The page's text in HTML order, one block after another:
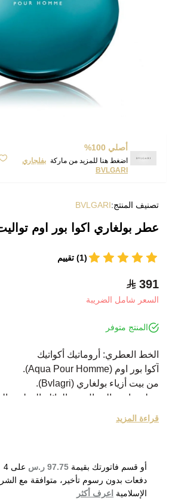
أصلي 100%
اضغط هنا للمزيد من ماركة بفلجاري
BVLGARI
تصنيف المنتج:BVLGARI
عطر بولغاري اكوا بور اوم تواليت
(1) تقييم
391
السعر شامل الضريبة
المنتج متوفر
الخط العطري: أروماتيك أكواتيك
آكوا بور اوم (Aqua Pour Homme).
من بيت أزياء بولغاري (Bvlagri).
عطر خاص بالرجال من العائلة العطرية
تم إصداره عام 2005.
عطر رجّالي ذو رائحة قوية ينبض بالحيوية
وخلاصة أوراق البرتقال.
أما خلاصة التركيبة فتضم البوسيدونيا
السانتولين الفواحّة.
قراءة المزيد
أو قسم فاتورتك بقيمة 97.75 ر.س على 4
دفعات بدون رسوم تأخير، متوافقة مع
الإسلامية اعرف أكثر